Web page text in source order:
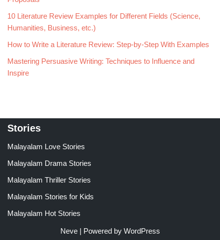
10 Literature Review Examples for Different Fields (Science,
Humanities, Business, etc.)
How to Write a Literature Review: Step-by-Step With Examples
Mastering Persuasive Writing: Techniques to Influence and
Inspire
Stories
Malayalam Love Stories
Malayalam Drama Stories
Malayalam Thriller Stories
Malayalam Stories for Kids
Malayalam Hot Stories
Neve| Powered by WordPress